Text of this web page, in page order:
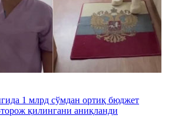
1 млрд сўмдан ортиқ бюджет
қилингани аниқланди